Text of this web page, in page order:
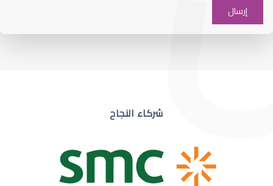
ضعف نظر مفاجئشركاء النجاح